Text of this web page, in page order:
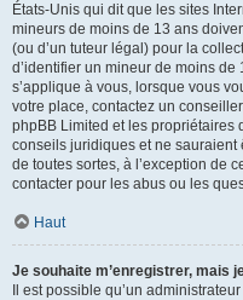
États-Unis qui dit que les sites
mineurs de moins de 13 ans
(ou d’un tuteur légal) pour la
d’identifier un mineur de moins de
s’applique à vous, lorsque vous
votre place, contactez un
phpBB Limited et les propriétaires
conseils juridiques et ne
de toutes sortes, à l’exception de
contacter pour les abus ou les
Haut
Je souhaite m’enregistrer, mais
Il est possible qu’un